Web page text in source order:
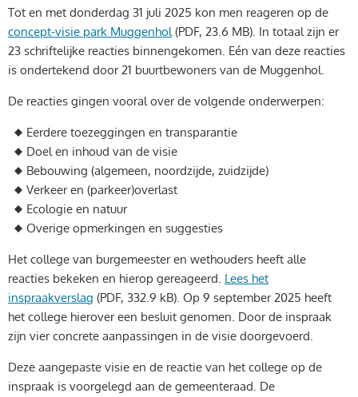
Tot en met donderdag 31 juli 2025 kon men reageren op de
concept-visie park Muggenhol (PDF, 23.6 MB). In totaal zijn er
23 schriftelijke reacties binnengekomen. Eén van deze reacties
is ondertekend door 21 buurtbewoners van de Muggenhol.
De reacties gingen vooral over de volgende onderwerpen:
Eerdere toezeggingen en transparantie
Doel en inhoud van de visie
Bebouwing (algemeen, noordzijde, zuidzijde)
Verkeer en (parkeer)overlast
Ecologie en natuur
Overige opmerkingen en suggesties
Het college van burgemeester en wethouders heeft alle
reacties bekeken en hierop gereageerd. Lees het
inspraakverslag (PDF, 332.9 kB). Op 9 september 2025 heeft
het college hierover een besluit genomen. Door de inspraak
zijn vier concrete aanpassingen in de visie doorgevoerd.
Deze aangepaste visie en de reactie van het college op de
inspraak is voorgelegd aan de gemeenteraad. De